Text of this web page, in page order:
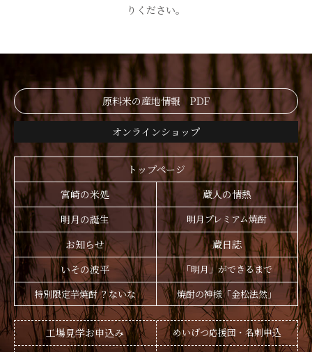
りください。
原料米の産地情報 PDF
オンラインショップ
トップページ
宮崎の米処
蔵人の情熱
明月の誕生
明月プレミアム焼酎
お知らせ
蔵日誌
いその波平
「明月」ができるまで
特別限定芋焼酎 ？ないな
焼酎の神様「金松法然」
工場見学お申込み めいげつ応援団・名刺申込